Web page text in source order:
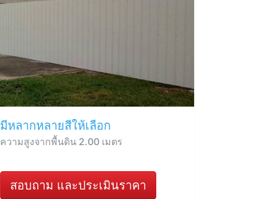
มีหลากหลายสีให้เลือก
ความสูงจากพื้นดิน 2.00 เมตร
สอบถาม และประเมินราคา